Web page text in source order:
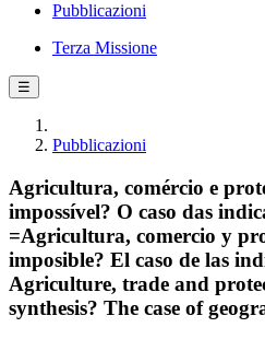
Pubblicazioni
Terza Missione
☰
Pubblicazioni
Agricultura, comércio e
impossível? O caso das
=Agricultura, comercio y
imposible? El caso de las
Agriculture, trade and
synthesis? The case of